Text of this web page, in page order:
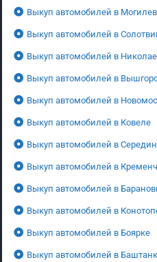
Выкуп автомобилей в
Выкуп автомобилей в
Выкуп автомобилей в
Выкуп автомобилей в
Выкуп автомобилей в
Выкуп автомобилей в Ковеле
Выкуп автомобилей в
Выкуп автомобилей в
Выкуп автомобилей в
Выкуп автомобилей в
Выкуп автомобилей в Боярке
Выкуп автомобилей в